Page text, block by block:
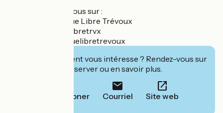
Retrouvez-vous nous sur :
Facebook : La Roue Libre Trévoux
Twitter : @larouelibretrvx
Instagram : @larouelibretrevoux
Cet établissement vous intéresse ? Rendez-vous sur
leur site pour réserver ou en savoir plus.
Téléphoner Courriel Site web